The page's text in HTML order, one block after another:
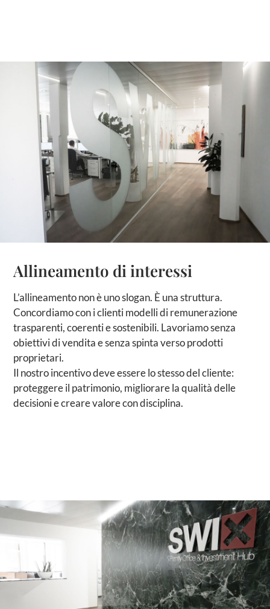
Allineamento di interessi
L’allineamento non è uno slogan. È una struttura.
Concordiamo con i clienti modelli di remunerazione
trasparenti, coerenti e sostenibili. Lavoriamo senza
obiettivi di vendita e senza spinta verso prodotti
proprietari.
Il nostro incentivo deve essere lo stesso del cliente:
proteggere il patrimonio, migliorare la qualità delle
decisioni e creare valore con disciplina.